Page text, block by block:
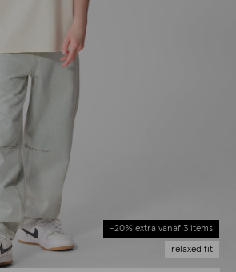
-20% extra vanaf 3 items
relaxed fit